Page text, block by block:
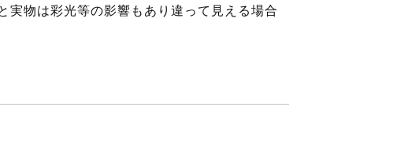
実物は彩光等の影響もあり違って見える場合